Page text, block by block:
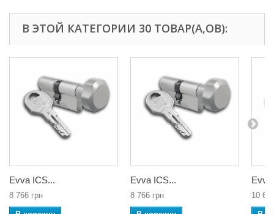
В ЭТОЙ КАТЕГОРИИ 30 ТОВАР(А,ОВ):
Evva ICS...
8 766 грн
Evva ICS...
8 766 грн 10